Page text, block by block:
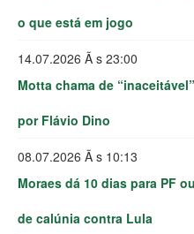
o que está em jogo
14.07.2026 Ã s 23:00
Motta chama de
por Flávio Dino
08.07.2026 Ã s 10:13
Moraes dá 10 dias para PF
de calúnia contra Lula